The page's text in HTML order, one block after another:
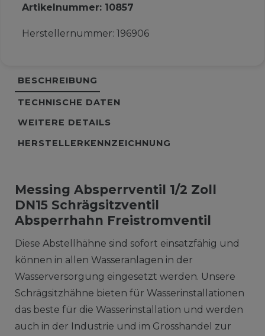
Artikelnummer: 10857
Herstellernummer: 196906
BESCHREIBUNG
TECHNISCHE DATEN
WEITERE DETAILS
HERSTELLERKENNZEICHNUNG
Messing Absperrventil 1/2 Zoll
DN15 Schrägsitzventil
Absperrhahn Freistromventil
Diese Abstellhähne sind sofort einsatzfähig und
können in allen Wasseranlagen in der
Wasserversorgung eingesetzt werden. Unsere
Schrägsitzhähne bieten für Wasserinstallationen
das beste für die Wasserinstallation und werden
auch in der Industrie und im Grosshandel zur